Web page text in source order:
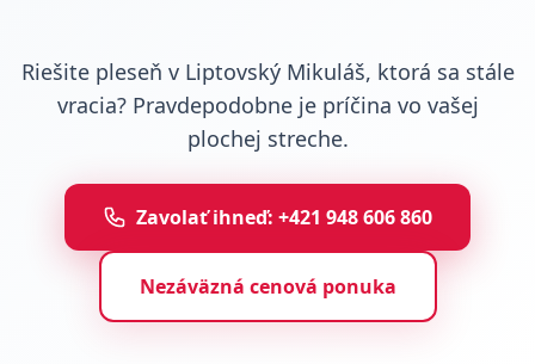
Riešite pleseň v Liptovský Mikuláš, ktorá sa stále
vracia? Pravdepodobne je príčina vo vašej
plochej streche.
Zavolať ihneď: +421 948 606 860
Nezáväzná cenová ponuka